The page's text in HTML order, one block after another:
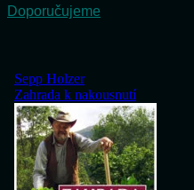
Doporučujeme